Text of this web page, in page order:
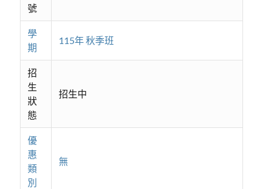
號
學
期
115年 秋季班
招
生
狀
態
招生中
優
惠
類
別
無